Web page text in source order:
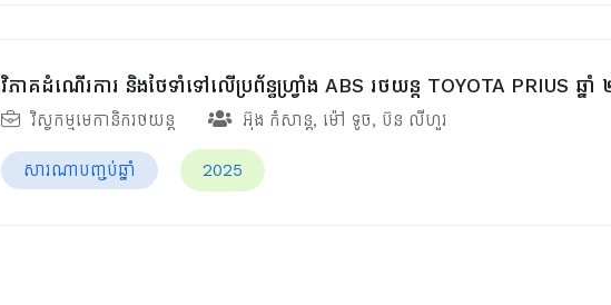
វិភាគដំណើរការ និងថែទាំទៅលើប្រព័ន្ធហ្វ្រាំង ABS រថយន្ត TOYOTA PRIUS ឆ្នាំ
វិស្វកម្មមេកានិករថយន្ត អ៊ុង កំសាន្ត, ម៉ៅ ទូច, ប៊ន លីហួរ
សារណាបញ្ចប់ឆ្នាំ 2025